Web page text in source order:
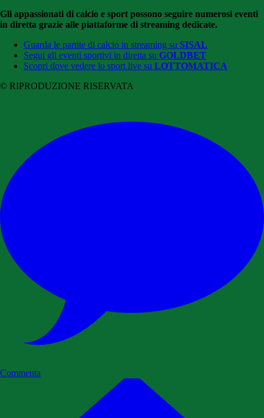
Gli appassionati di calcio e sport possono seguire numerosi eventi
in diretta grazie alle piattaforme di streaming dedicate.
Guarda le partite di calcio in streaming su SISAL
Segui gli eventi sportivi in diretta su GOLDBET
Scopri dove vedere lo sport live su LOTTOMATICA
© RIPRODUZIONE RISERVATA
Commenta